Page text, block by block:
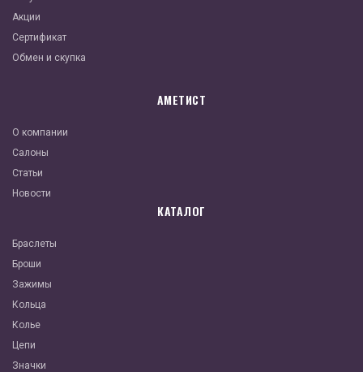
Акции
Сертификат
Обмен и скупка
АМЕТИСТ
О компании
Салоны
Статьи
Новости
КАТАЛОГ
Браслеты
Броши
Зажимы
Кольца
Колье
Цепи
Значки